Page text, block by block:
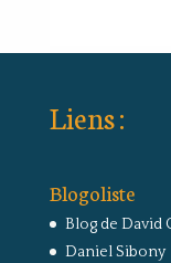
Liens :
Blogoliste
Blog de David
Daniel Sibony